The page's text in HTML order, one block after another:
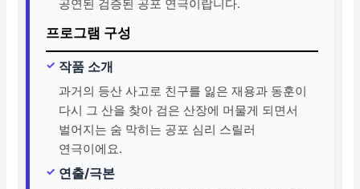
공연된 검증된 공포 연극이랍니다.
프로그램 구성
작품 소개
과거의 등산 사고로 친구를 잃은 재용과 동훈이
다시 그 산을 찾아 검은 산장에 머물게 되면서
벌어지는 숨 막히는 공포 심리 스릴러
연극이에요.
연출/극본